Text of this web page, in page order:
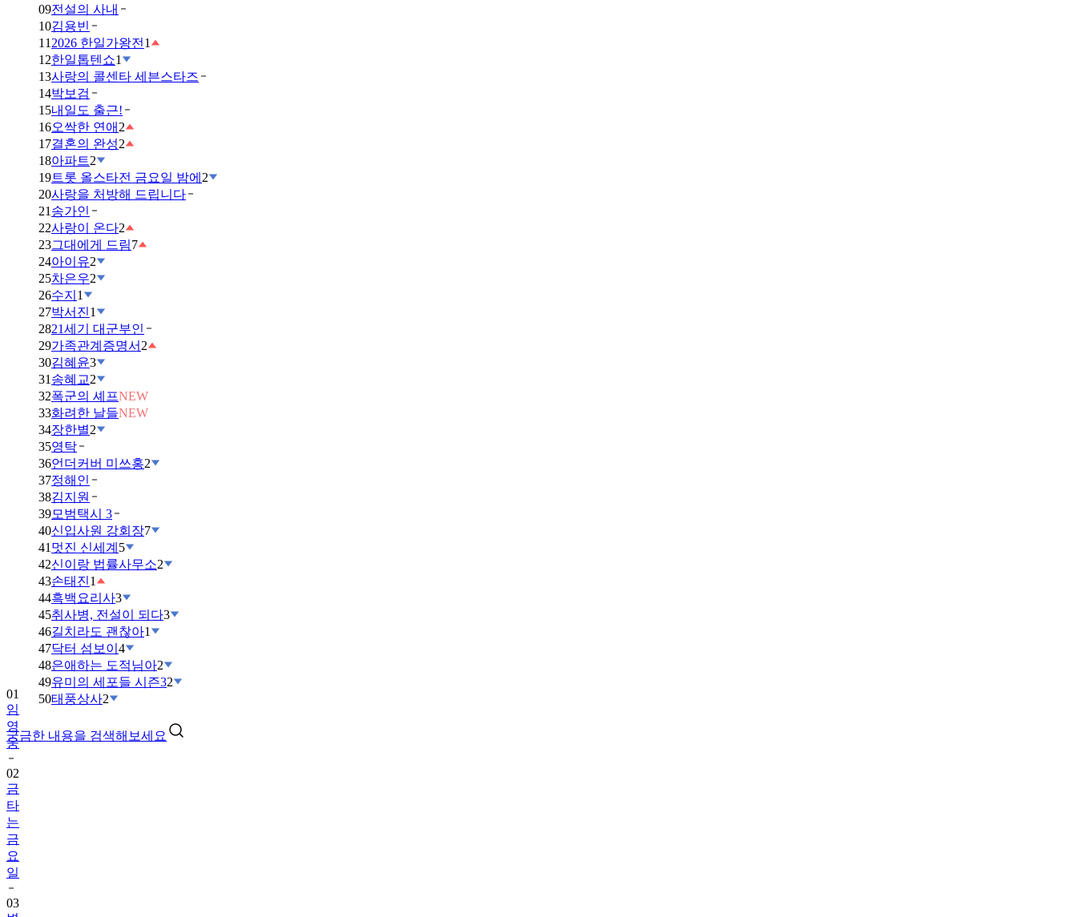
09전설의 사내
10김용빈
11 2026 한일가왕전 1
12한일톱텐쇼1
13사랑의 콜센타 세븐스타즈
14박보검
15내일도 출근!
16오싹한 연애 2
17결혼의 완성2
18아파트2
19트롯 올스타전 금요일 밤에 2
20사랑을 처방해 드립니다
21 송가인
22사랑이 온다2
23그대에게 드림7
24아이유2
25차은우2
26수지 1
27박서진1
2821세기 대군부인
29가족관계증명서 2
30김혜윤3
31 송혜교2
32폭군의 셰프NEW
33화려한 날들NEW
34장한별2
35영탁
36언더커버 미쓰홍2
37정해인
38김지원
39모범택시 3
40신입사원 강회장7
41 멋진 신세계 5
42신이랑 법률사무소2
43손태진1
44흑백요리사3
45취사병, 전설이 되다3
46길치라도 괜찮아1
47닥터 섬보이 4
48은애하는 도적님아2
49유미의 세포들 시즌32
50태풍상사2
궁금한 내용을 검색해보세요
01
임
영
웅
02
금
타
는
금
요
일
03